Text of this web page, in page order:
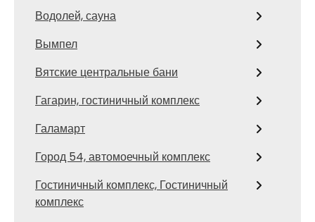
Водолей, сауна
Вымпел
Вятские центральные бани
Гагарин, гостиничный комплекс
Галамарт
Город 54, автомоечный комплекс
Гостиничный комплекс, Гостиничный
комплекс